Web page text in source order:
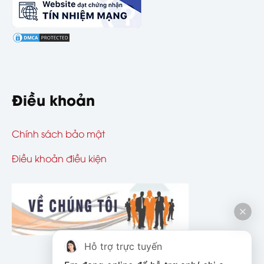
Điều khoản
Chính sách bảo mật
Điều khoản điều kiện
Hỗ trợ trực tuyến